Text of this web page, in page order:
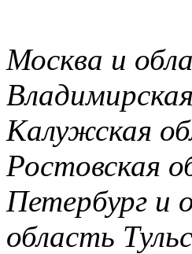
Москва и
Калужская
Ростовская
Петербург и
область